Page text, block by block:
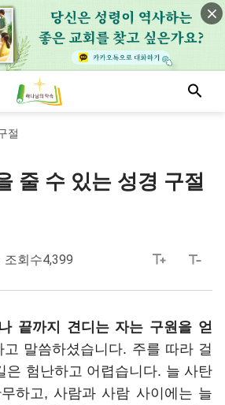
절
줄 수 있는 성경 구절
조회수4,399
끝까지 견디는 자는 구원을 얻
고 말씀하셨습니다. 주를 따라 걸
은 험난하고 어렵습니다. 늘 사탄
하고, 사람과 사람 사이에는 늘